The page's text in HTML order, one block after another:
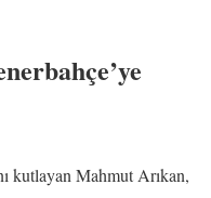
kutlayan Mahmut Arıkan,